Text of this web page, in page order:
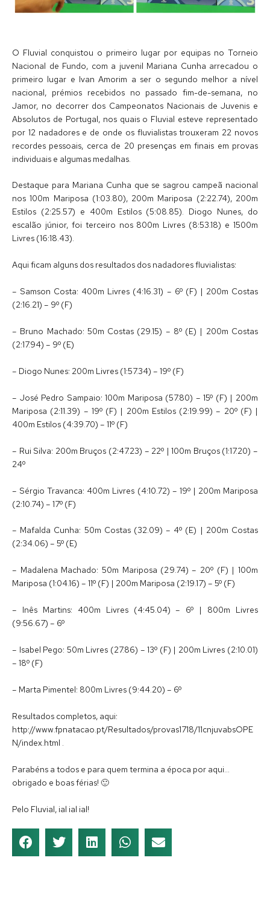
O Fluvial conquistou o primeiro lugar por equipas no Torneio
Nacional de Fundo, com a juvenil Mariana Cunha arrecadou o
primeiro lugar e Ivan Amorim a ser o segundo melhor a nível
nacional, prémios recebidos no passado fim-de-semana, no
Jamor, no decorrer dos Campeonatos Nacionais de Juvenis e
Absolutos de Portugal, nos quais o Fluvial esteve representado
por 12 nadadores e de onde os fluvialistas trouxeram 22 novos
recordes pessoais, cerca de 20 presenças em finais em provas
individuais e algumas medalhas.
Destaque para Mariana Cunha que se sagrou campeã nacional
nos 100m Mariposa (1:03.80), 200m Mariposa (2:22.74), 200m
Estilos (2:25.57) e 400m Estilos (5:08.85). Diogo Nunes, do
escalão júnior, foi terceiro nos 800m Livres (8:53.18) e 1500m
Livres (16:18.43).
Aqui ficam alguns dos resultados dos nadadores fluvialistas:
– Samson Costa: 400m Livres (4:16.31) – 6º (F) | 200m Costas
(2:16.21) – 9º (F)
– Bruno Machado: 50m Costas (29.15) – 8º (E) | 200m Costas
(2:17.94) – 9º (E)
– Diogo Nunes: 200m Livres (1:57.34) – 19º (F)
– José Pedro Sampaio: 100m Mariposa (57.80) – 15º (F) | 200m
Mariposa (2:11.39) – 19º (F) | 200m Estilos (2:19.99) – 20º (F) |
400m Estilos (4:39.70) – 11º (F)
– Rui Silva: 200m Bruços (2:47.23) – 22º | 100m Bruços (1:17.20) –
24º
– Sérgio Travanca: 400m Livres (4:10.72) – 19º | 200m Mariposa
(2:10.74) – 17º (F)
– Mafalda Cunha: 50m Costas (32.09) – 4º (E) | 200m Costas
(2:34.06) – 5º (E)
– Madalena Machado: 50m Mariposa (29.74) – 20º (F) | 100m
Mariposa (1:04.16) – 11º (F) | 200m Mariposa (2:19.17) – 5º (F)
– Inês Martins: 400m Livres (4:45.04) – 6º | 800m Livres
(9:56.67) – 6º
– Isabel Pego: 50m Livres (27.86) – 13º (F) | 200m Livres (2:10.01)
– 18º (F)
– Marta Pimentel: 800m Livres (9:44.20) – 6º
Resultados completos, aqui:
http://www.fpnatacao.pt/Resultados/provas1718/11cnjuvabsOPE
N/index.html .
Parabéns a todos e para quem termina a época por aqui…
obrigado e boas férias! 🙂
Pelo Fluvial, ial ial ial!